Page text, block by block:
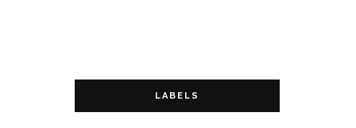
LABELS